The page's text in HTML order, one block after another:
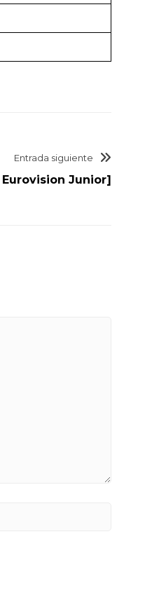
Entrada siguiente
Eurovision Junior]